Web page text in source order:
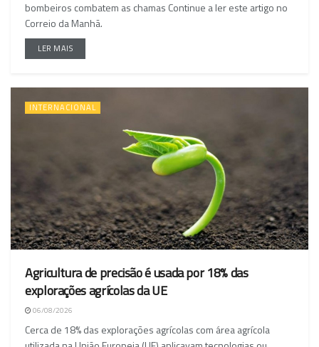
bombeiros combatem as chamas Continue a ler este artigo no
Correio da Manhã.
LER MAIS
INTERNACIONAL
Agricultura de precisão é usada por 18% das
explorações agrícolas da UE
06/08/2026
Cerca de 18% das explorações agrícolas com área agrícola